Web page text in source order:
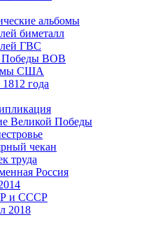
альбомы
биметалл
ГВС
Победы ВОВ
США
года
Великой Победы
чекан
труда
Россия
и СССР
2018